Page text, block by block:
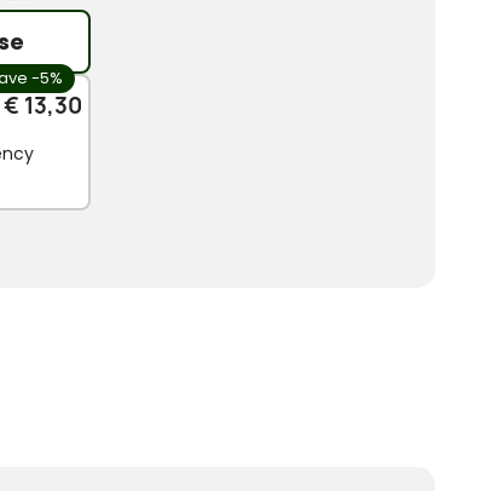
-5%
€ 13,30